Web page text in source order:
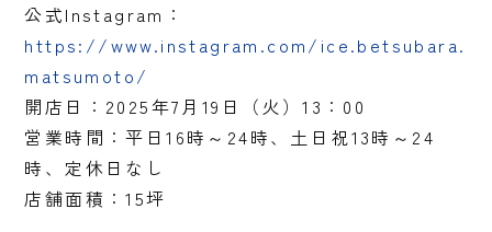
公式Instagram：
https://www.instagram.com/ice.betsubara.
matsumoto/
開店日：2025年7月19日（火）13：00
営業時間：平日16時～24時、土日祝13時～24
時、定休日なし
店舗面積：15坪